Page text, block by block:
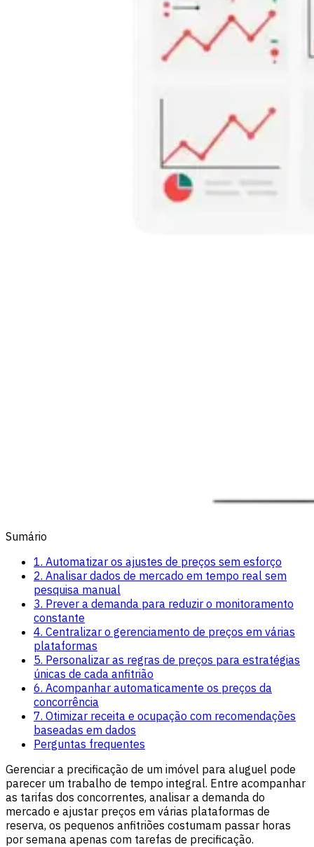
Sumário
1. Automatizar os ajustes de preços sem esforço
2. Analisar dados de mercado em tempo real sem
pesquisa manual
3. Prever a demanda para reduzir o monitoramento
constante
4. Centralizar o gerenciamento de preços em várias
plataformas
5. Personalizar as regras de preços para estratégias
únicas de cada anfitrião
6. Acompanhar automaticamente os preços da
concorrência
7. Otimizar receita e ocupação com recomendações
baseadas em dados
Perguntas frequentes
Gerenciar a precificação de um imóvel para aluguel pode
parecer um trabalho de tempo integral. Entre acompanhar
as tarifas dos concorrentes, analisar a demanda do
mercado e ajustar preços em várias plataformas de
reserva, os pequenos anfitriões costumam passar horas
por semana apenas com tarefas de precificação.